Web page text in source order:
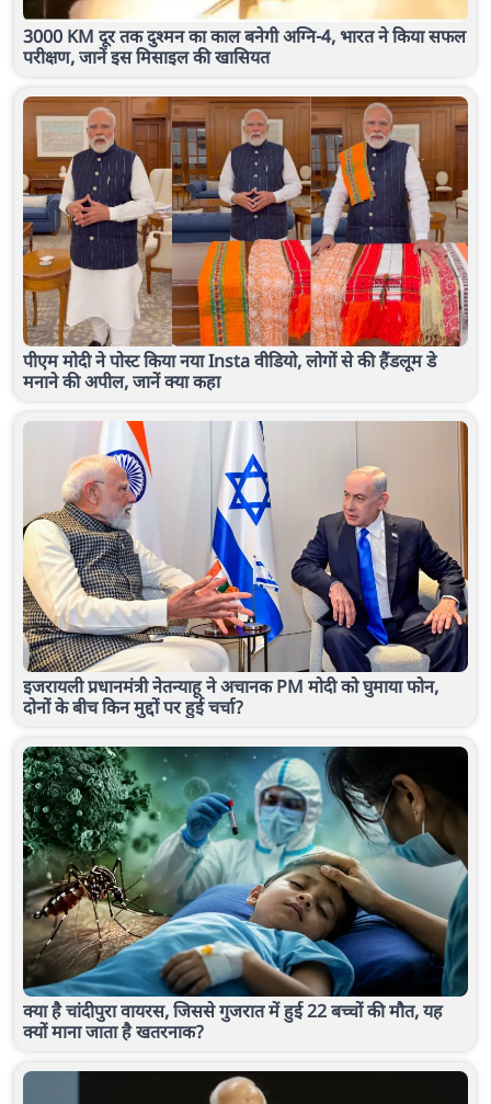
3000 KM दूर तक दुश्मन का काल बनेगी अग्नि-4, भारत ने किया सफल
परीक्षण, जानें इस मिसाइल की खासियत
पीएम मोदी ने पोस्ट किया नया Insta वीडियो, लोगों से की हैंडलूम डे
मनाने की अपील, जानें क्या कहा
इजरायली प्रधानमंत्री नेतन्याहू ने अचानक PM मोदी को घुमाया फोन,
दोनों के बीच किन मुद्दों पर हुई चर्चा?
क्या है चांदीपुरा वायरस, जिससे गुजरात में हुई 22 बच्चों की मौत, यह
क्यों माना जाता है खतरनाक?